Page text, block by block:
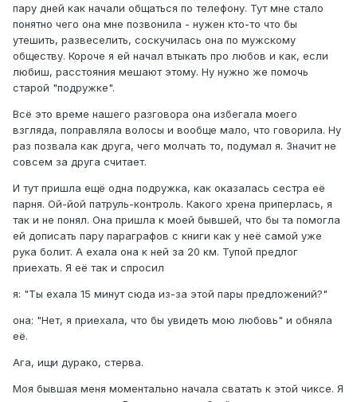
пару дней как начали общаться по телефону. Тут мне стало
понятно чего она мне позвонила - нужен кто-то что бы
утешить, развеселить, соскучилась она по мужскому
обществу. Короче я ей начал втыкать про любов и как, если
любиш, расстояния мешают этому. Ну нужно же помочь
старой "подружке".
Всё это време нашего разговора она избегала моего
взгляда, поправляла волосы и вообще мало, что говорила. Ну
раз позвала как друга, чего молчать то, подумал я. Значит не
совсем за друга считает.
И тут пришла ещё одна подружка, как оказалась сестра её
парня. Ой-йой патруль-контроль. Какого хрена приперлась, я
так и не понял. Она пришла к моей бывшей, что бы та помогла
ей дописать пару параграфов с книги как у неё самой уже
рука болит. А ехала она к ней за 20 км. Тупой предлог
приехать. Я её так и спросил
я: "Ты ехала 15 минут сюда из-за этой пары предложений?"
она: "Нет, я приехала, что бы увидеть мою любовь" и обняла
её.
Ага, ищи дурако, стерва.
Моя бывшая меня моментально начала сватать к этой чиксе. Я